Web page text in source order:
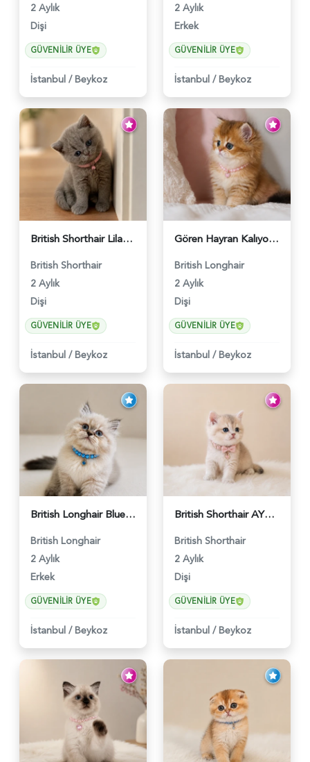
2 Aylık
Dişi
GÜVENILIR ÜYE
İstanbul / Beykoz
2 Aylık
Erkek
GÜVENILIR ÜYE
İstanbul / Beykoz
British Shorthair Lilac Dişi Tatlı Kızımız - 5236
British Shorthair
2 Aylık
Dişi
GÜVENILIR ÜYE
İstanbul / Beykoz
Gören Hayran Kalıyor! British Longhair Golden Dişi - 6345
British Longhair
2 Aylık
Dişi
GÜVENILIR ÜYE
İstanbul / Beykoz
British Longhair Blue Point Erkek Pofuduk Yavrumuz - 6348
British Longhair
2 Aylık
Erkek
GÜVENILIR ÜYE
İstanbul / Beykoz
British Shorthair AY12 Güzel Kızımız - 6349
British Shorthair
2 Aylık
Dişi
GÜVENILIR ÜYE
İstanbul / Beykoz